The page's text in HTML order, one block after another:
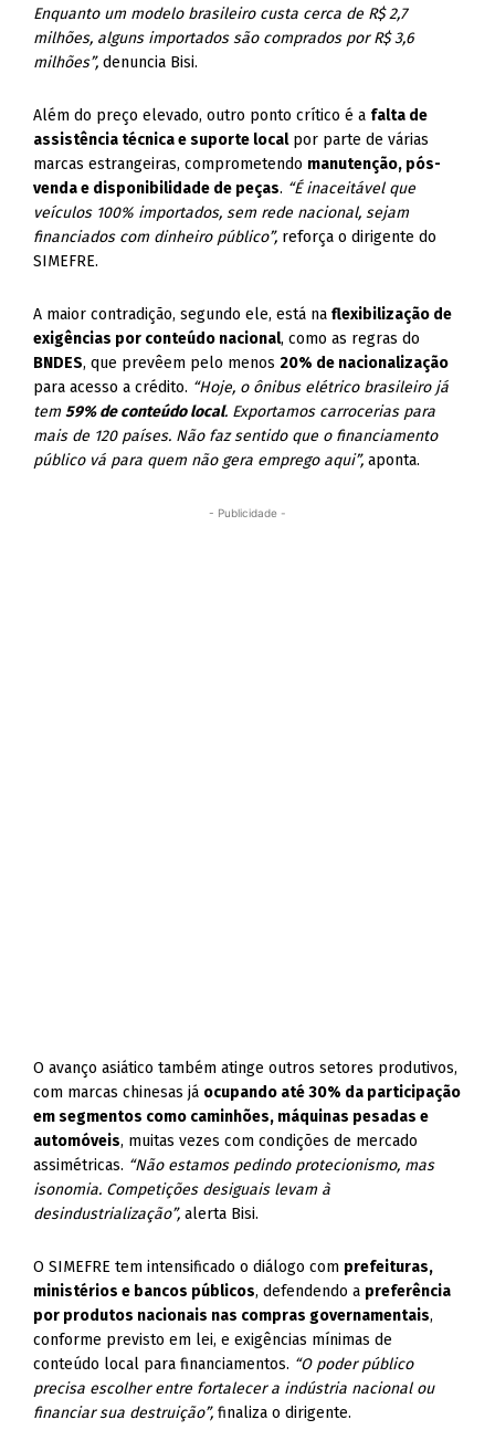
Enquanto um modelo brasileiro custa cerca de R$ 2,7
milhões, alguns importados são comprados por R$ 3,6
milhões”, denuncia Bisi.
Além do preço elevado, outro ponto crítico é a falta de
assistência técnica e suporte localpor parte de várias
marcas estrangeiras, comprometendo manutenção, pós-
venda e disponibilidade de peças. “É inaceitável que
veículos 100% importados, sem rede nacional, sejam
financiados com dinheiro público”, reforça o dirigente do
SIMEFRE.
A maior contradição, segundo ele, está naflexibilização de
exigências por conteúdo nacional, como as regras do
BNDES, que prevêem pelo menos20% de nacionalização
para acesso a crédito. “Hoje, o ônibus elétrico brasileiro já
tem59% de conteúdo local. Exportamos carrocerias para
mais de 120 países. Não faz sentido que o financiamento
público vá para quem não gera emprego aqui”, aponta.
- Publicidade -
O avanço asiático também atinge outros setores produtivos,
com marcas chinesas já ocupando até 30% da participação
em segmentos como caminhões, máquinas pesadas e
automóveis, muitas vezes com condições de mercado
assimétricas. “Não estamos pedindo protecionismo, mas
isonomia. Competições desiguais levam à
desindustrialização”, alerta Bisi.
O SIMEFRE tem intensificado o diálogo com prefeituras,
ministérios e bancos públicos, defendendo a preferência
por produtos nacionais nas compras governamentais,
conforme previsto em lei, e exigências mínimas de
conteúdo local para financiamentos. “O poder público
precisa escolher entre fortalecer a indústria nacional ou
financiar sua destruição”, finaliza o dirigente.